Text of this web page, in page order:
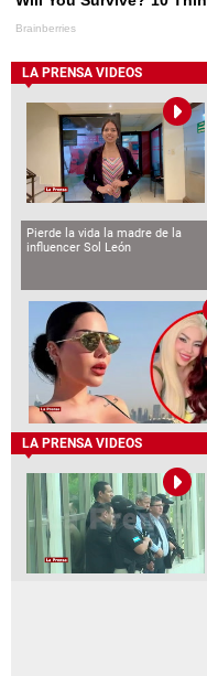
LA PRENSA VIDEOS
Pierde la vida la madre de la
influencer Sol León
LA PRENSA VIDEOS